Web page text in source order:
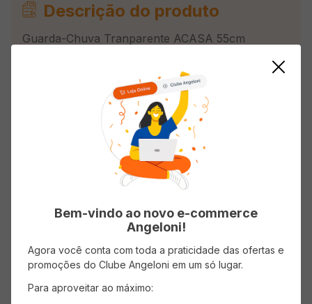
Descrição do produto
Guarda-Chuva Tranparente ACASA 55cm
Avaliações
Faça login para escrever uma avaliação.
Todos
Bem-vindo ao novo e-commerce
Angeloni!
Agora você conta com toda a praticidade das ofertas e
promoções do Clube Angeloni em um só lugar.
Para aproveitar ao máximo: